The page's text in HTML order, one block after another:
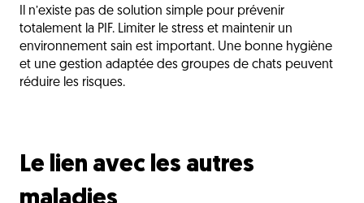
Il n’existe pas de solution simple pour prévenir
totalement la PIF. Limiter le stress et maintenir un
environnement sain est important. Une bonne hygiène
et une gestion adaptée des groupes de chats peuvent
réduire les risques.
Le lien avec les autres